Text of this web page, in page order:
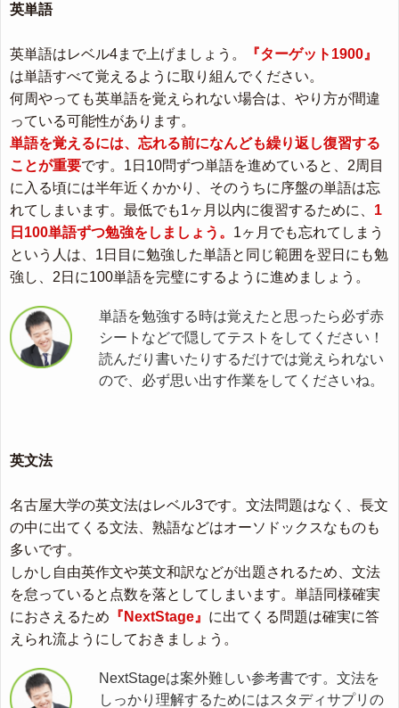
英単語
英単語はレベル4まで上げましょう。
『ターゲット1900』
は単語すべて覚えるように取り組んでください。
何周やっても英単語を覚えられない場合は、やり方が間違
っている可能性があります。
単語を覚えるには、忘れる前になんども繰り返し復習する
ことが重要です。1日10問ずつ単語を進めていると、2周目
に入る頃には半年近くかかり、そのうちに序盤の単語は忘
れてしまいます。最低でも1ヶ月以内に復習するために、 1
日100単語ずつ勉強をしましょう。 1ヶ月でも忘れてしまう
という人は、1日目に勉強した単語と同じ範囲を翌日にも勉
強し、2日に100単語を完璧にするように進めましょう。
単語を勉強する時は覚えたと思ったら必ず赤
シートなどで隠してテストをしてください！
読んだり書いたりするだけでは覚えられない
ので、必ず思い出す作業をしてくださいね。
英文法
名古屋大学の英文法はレベル3です。文法問題はなく、長文
の中に出てくる文法、熟語などはオーソドックスなものも
多いです。
しかし自由英作文や英文和訳などが出題されるため、文法
を怠っていると点数を落としてしまいます。単語同様確実
におさえるため 『NextStage』 に出てくる問題は確実に答
えられ流ようにしておきましょう。
NextStageは案外難しい参考書です。文法を
しっかり理解するためにはスタディサプリの